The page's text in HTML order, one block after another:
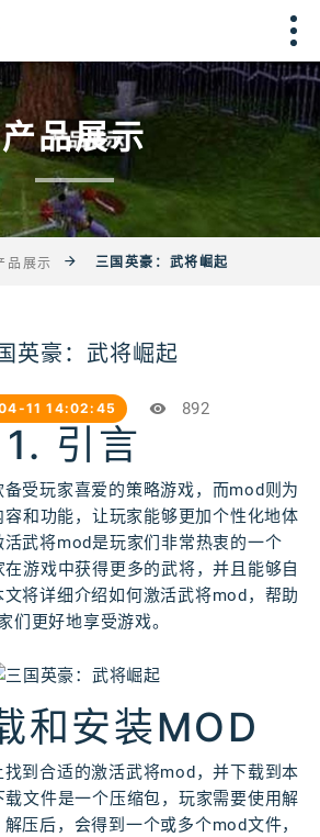
产品展示
品展示 三国英豪：武将崛起
英豪：武将崛起
11 14:02:45 892
1. 引言
受玩家喜爱的策略游戏，而mod则为
和功能，让玩家能够更加个性化地体
武将mod是玩家们非常热衷的一个
游戏中获得更多的武将，并且能够自
将详细介绍如何激活武将mod，帮助
们更好地享受游戏。
和安装MOD
到合适的激活武将mod，并下载到本
文件是一个压缩包，玩家需要使用解
压后，会得到一个或多个mod文件，